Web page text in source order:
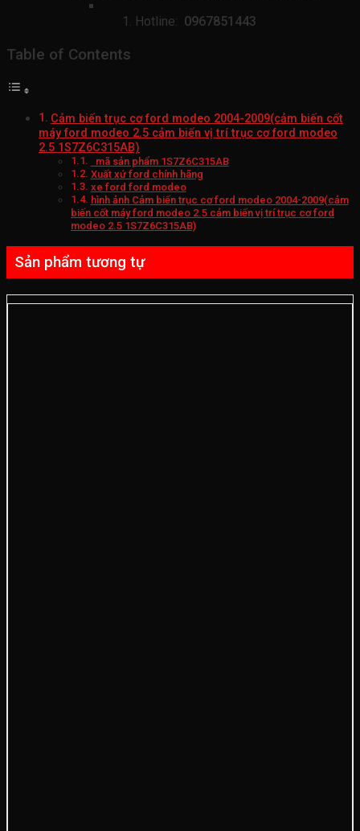
Hotline: 0967851443
Table of Contents
Cảm biến trục cơ ford modeo 2004-2009(cảm biến cốt
máy ford modeo 2.5 cảm biến vị trí trục cơ ford modeo
2.5 1S7Z6C315AB)
mã sản phẩm 1S7Z6C315AB
Xuất xứ ford chính hãng
xe ford ford modeo
hình ảnh Cảm biến trục cơ ford modeo 2004-2009(cảm
biến cốt máy ford modeo 2.5 cảm biến vị trí trục cơ ford
modeo 2.5 1S7Z6C315AB)
Sản phẩm tương tự